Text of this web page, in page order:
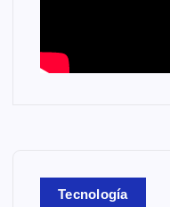
Tecnología